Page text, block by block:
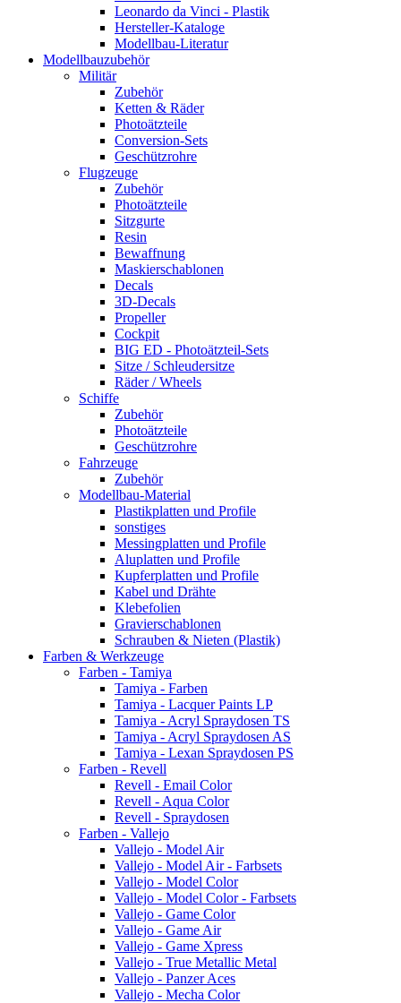
Leonardo da Vinci - Plastik
Hersteller-Kataloge
Modellbau-Literatur
Modellbauzubehör
Militär
Zubehör
Ketten & Räder
Photoätzteile
Conversion-Sets
Geschützrohre
Flugzeuge
Zubehör
Photoätzteile
Sitzgurte
Resin
Bewaffnung
Maskierschablonen
Decals
3D-Decals
Propeller
Cockpit
BIG ED - Photoätzteil-Sets
Sitze / Schleudersitze
Räder / Wheels
Schiffe
Zubehör
Photoätzteile
Geschützrohre
Fahrzeuge
Zubehör
Modellbau-Material
Plastikplatten und Profile
sonstiges
Messingplatten und Profile
Aluplatten und Profile
Kupferplatten und Profile
Kabel und Drähte
Klebefolien
Gravierschablonen
Schrauben & Nieten (Plastik)
Farben & Werkzeuge
Farben - Tamiya
Tamiya - Farben
Tamiya - Lacquer Paints LP
Tamiya - Acryl Spraydosen TS
Tamiya - Acryl Spraydosen AS
Tamiya - Lexan Spraydosen PS
Farben - Revell
Revell - Email Color
Revell - Aqua Color
Revell - Spraydosen
Farben - Vallejo
Vallejo - Model Air
Vallejo - Model Air - Farbsets
Vallejo - Model Color
Vallejo - Model Color - Farbsets
Vallejo - Game Color
Vallejo - Game Air
Vallejo - Game Xpress
Vallejo - True Metallic Metal
Vallejo - Panzer Aces
Vallejo - Mecha Color